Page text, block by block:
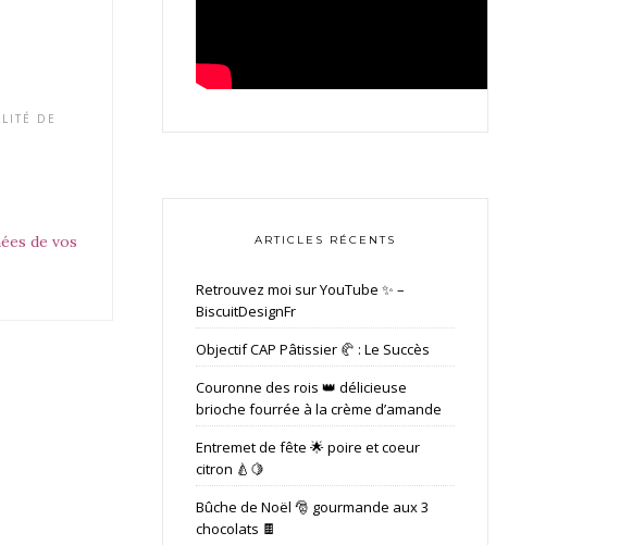
DE
de vos
ARTICLES RÉCENTS
Retrouvez moi sur YouTube ✨ –
BiscuitDesignFr
Objectif CAP Pâtissier 🥐 : Le Succès
Couronne des rois 👑 délicieuse
brioche fourrée à la crème d’amande
Entremet de fête 🌟 poire et coeur
citron 🍐🍋
Bûche de Noël 🎅 gourmande aux 3
chocolats 🍫